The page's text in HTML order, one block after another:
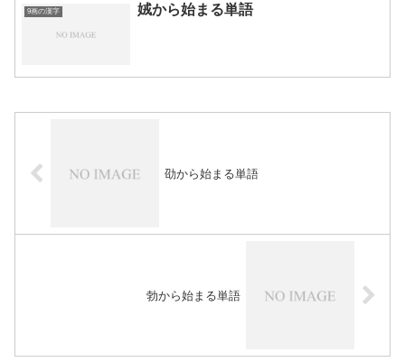
9画の漢字 娀から始まる単語
劭から始まる単語
勃から始まる単語